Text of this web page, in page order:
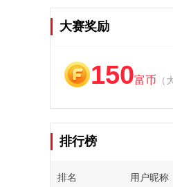
大赛奖励
150富币 （
排行榜
排名 用户昵称